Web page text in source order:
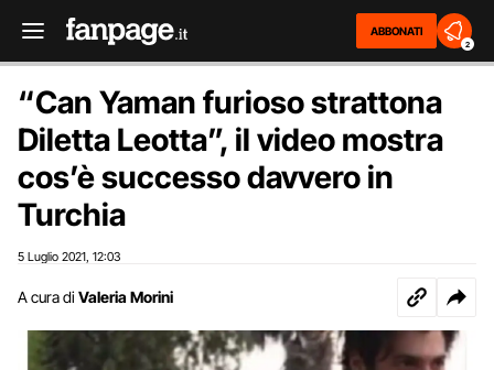
ABBONATI
2
“Can Yaman furioso strattona
Diletta Leotta”, il video mostra
cos’è successo davvero in
Turchia
5 Luglio 2021 12:03
A cura di Valeria Morini